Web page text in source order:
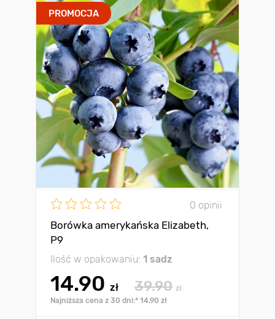
PROMOCJA
0 opinii
Borówka amerykańska Elizabeth,
P9
Ilość w opakowaniu: 1 sadz
14.90 zł 39.90 zł
Najniższa cena z 30 dni:* 14.90 zł